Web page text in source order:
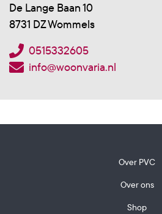
De Lange Baan 10
8731 DZ Wommels
0515332605
info@woonvaria.nl
Over PVC
Over ons
Shop